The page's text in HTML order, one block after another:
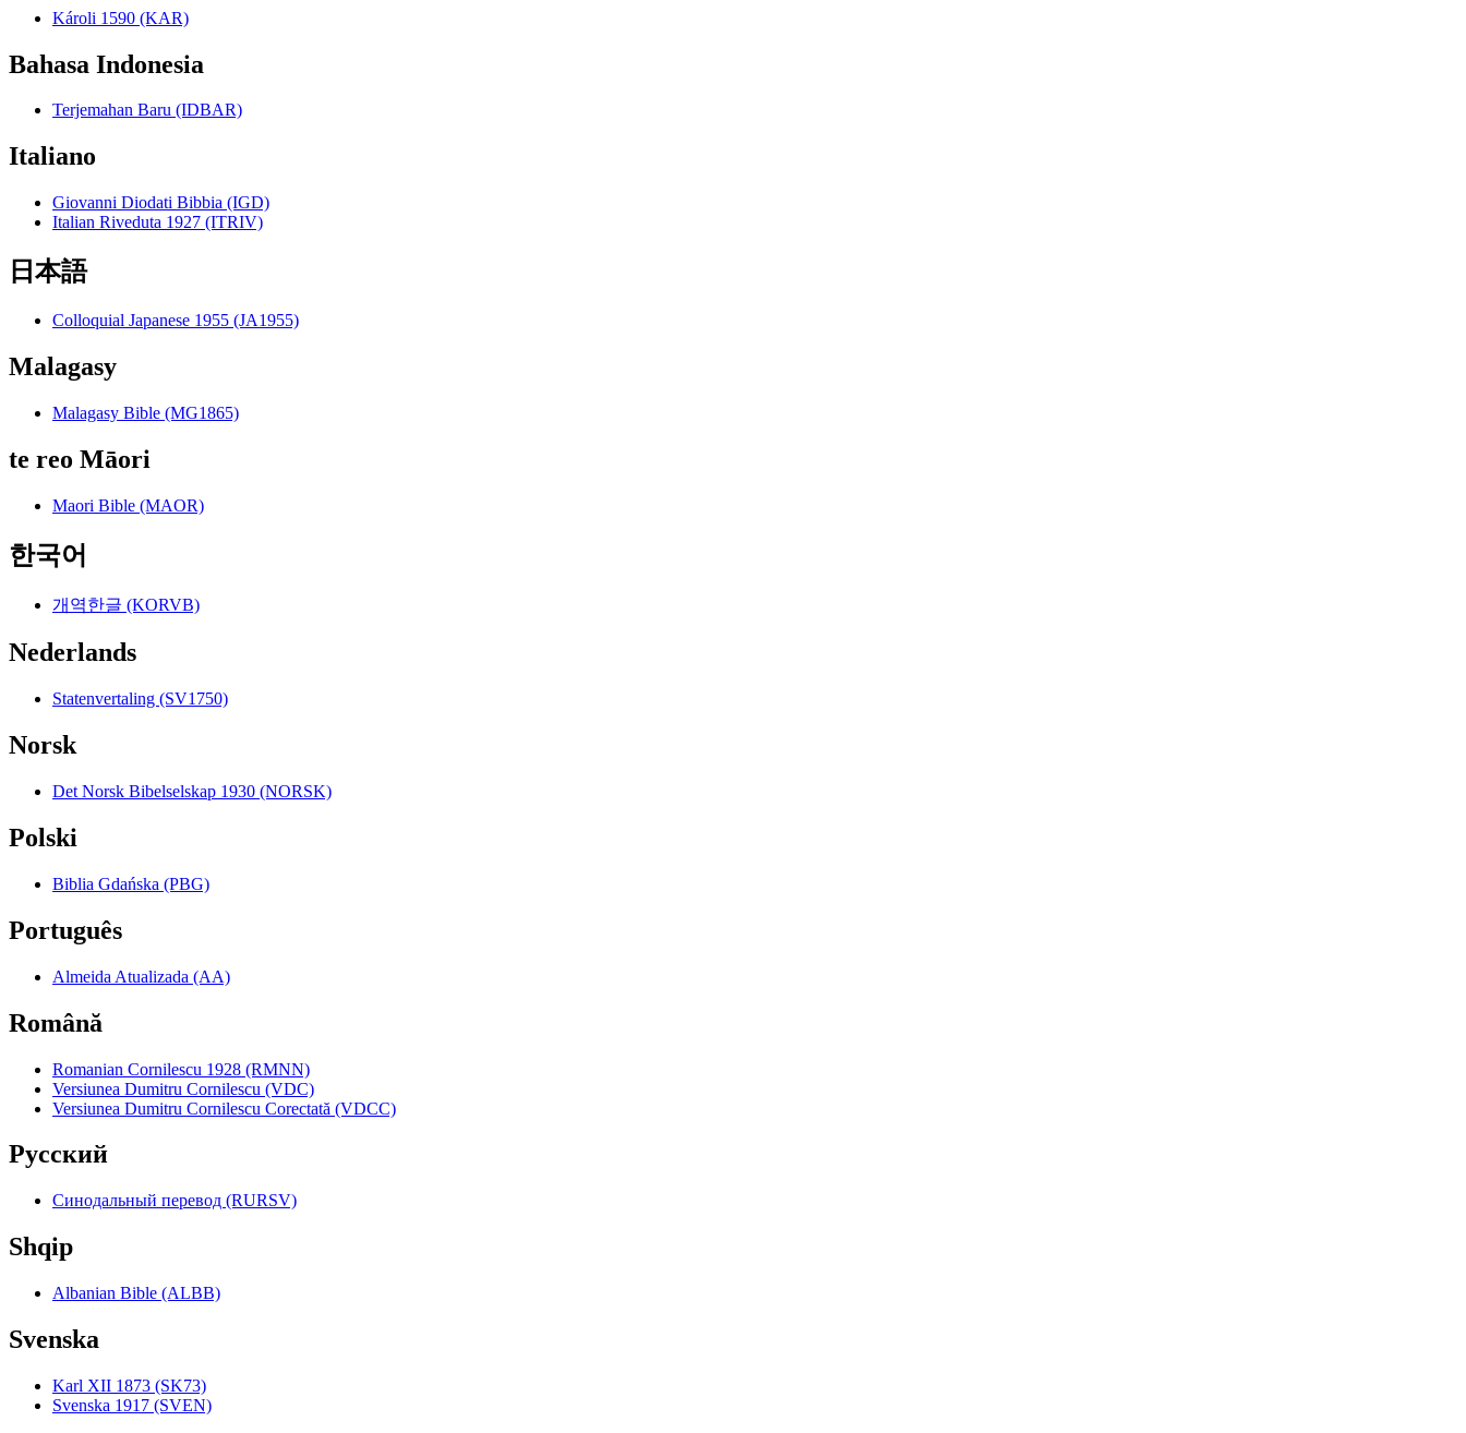
Károli 1590 (KAR)
Bahasa Indonesia
Terjemahan Baru (IDBAR)
Italiano
Giovanni Diodati Bibbia (IGD)
Italian Riveduta 1927 (ITRIV)
日本語
Colloquial Japanese 1955 (JA1955)
Malagasy
Malagasy Bible (MG1865)
te reo Māori
Maori Bible (MAOR)
한국어
개역한글 (KORVB)
Nederlands
Statenvertaling (SV1750)
Norsk
Det Norsk Bibelselskap 1930 (NORSK)
Polski
Biblia Gdańska (PBG)
Português
Almeida Atualizada (AA)
Română
Romanian Cornilescu 1928 (RMNN)
Versiunea Dumitru Cornilescu (VDC)
Versiunea Dumitru Cornilescu Corectată (VDCC)
Pyccкий
Синодальный перевод (RURSV)
Shqip
Albanian Bible (ALBB)
Svenska
Karl XII 1873 (SK73)
Svenska 1917 (SVEN)